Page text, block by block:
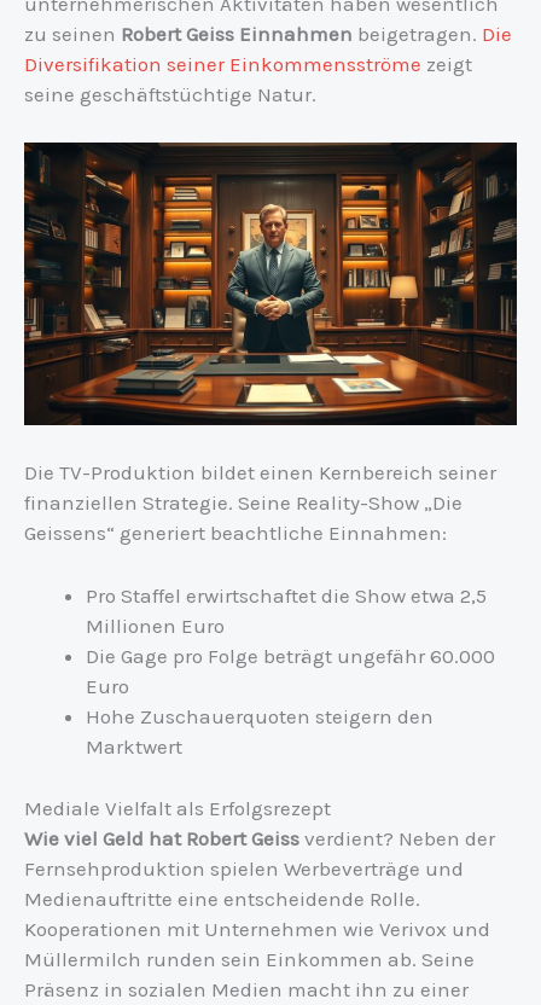
zu seinen Robert Geiss Einnahmen beigetragen. Die
Diversifikation seiner Einkommensströme zeigt
seine geschäftstüchtige Natur.
Die TV-Produktion bildet einen Kernbereich seiner
finanziellen Strategie. Seine Reality-Show „Die
Geissens“ generiert beachtliche Einnahmen:
Pro Staffel erwirtschaftet die Show etwa 2,5
Millionen Euro
Die Gage pro Folge beträgt ungefähr 60.000
Euro
Hohe Zuschauerquoten steigern den
Marktwert
Mediale Vielfalt als Erfolgsrezept
Wie viel Geld hat Robert Geiss verdient? Neben der
Fernsehproduktion spielen Werbeverträge und
Medienauftritte eine entscheidende Rolle.
Kooperationen mit Unternehmen wie Verivox und
Müllermilch runden sein Einkommen ab. Seine
Präsenz in sozialen Medien macht ihn zu einer